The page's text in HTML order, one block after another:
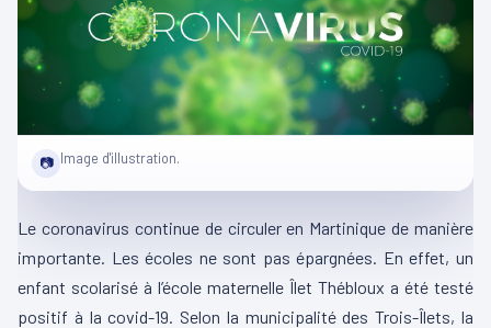
📷 Image d'illustration.
Le coronavirus continue de circuler en Martinique de manière
importante. Les écoles ne sont pas épargnées. En effet, un
enfant scolarisé à l’école maternelle Îlet Thébloux a été testé
positif à la covid-19. Selon la municipalité des Trois-Îlets, la